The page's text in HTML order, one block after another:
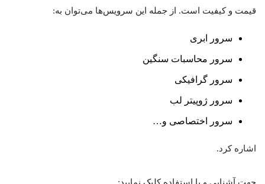
قیمت و کیفیت است. از جمله این سرویس‌ها می‌توان به:
سرور ابری
سرور محاسبات سنگین
سرور گرافیکی
سرور ژوپیتر لب
سرور اختصاصی و…
اشاره کرد.
جهت آشنایی و یا استفاده کلیک نمایید: